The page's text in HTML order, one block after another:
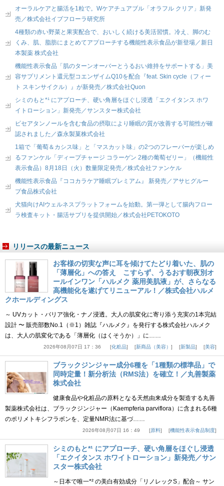
オーラルケアと腸活を1粒で。Wケアチュアブル「オラフル クリア」新発
売／株式会社イブフローラ研究所
4種類の赤い野菜と果実配合で、おいしく続ける美活習慣。冷え、脚のむ
くみ、肌、脂肪にまとめてアプローチする機能性表示食品が新登場／新日
本製薬 株式会社
機能性表示食品「肌のターンオーバーとうるおい維持をサポートする」美
容サプリメント還元型コエンザイムQ10を配合『feat. Skin cycle（フィー
ト スキンサイクル）』が新発売／株式会社Quon
シミのもと*¹ にアプローチ、硬い角層をほぐし浸透「エクイタンス ホワ
イトローション」新発売／サンスター株式会社
ピセアタンノールを含む食品の摂取により睡眠の質が改善する可能性が確
認されました／森永製菓株式会社
1箱で「葡萄＆カシス味」と「マスカット味」の2つのフレーバーが楽しめ
るファンケル「ディープチャージ コラーゲン 2種の葡萄ゼリー」（機能性
表示食品）8月18日（火）数量限定発売／株式会社ファンケル
機能性表示食品『ココカラケア睡眠プレミアム』 新発売／アサヒグルー
プ食品株式会社
犬猫向けAIウェルネスプラットフォームを始動。第一弾として腸内フロー
ラ検査キット・腸活サプリを提供開始／株式会社PETOKOTO
リリースの最新ニュース
お客様の切実な声に耳を傾けてたどり着いた、肌の
「薄層化」への答え こすらず、うるおす朝夜別オ
ールインワン「ハルメク 薬用美肌液」が、さらなる
高機能化を遂げてリニューアル！／株式会社ハルメ
クホールディングス
～ UVカット・バリア強化・ナノ浸透。大人の肌変化に寄り添う充実の1本完結
設計 〜 販売部数No.1（※1）雑誌『ハルメク』を発行する株式会社ハルメク
は、大人の肌変化である「薄層化（はくそうか）」に……
2026年08月07日 17：36 化粧品 新商品（美容） 新製品 美容
ブラックジンジャー成分6種を「1種類の標準品」で
同時定量！新分析法（RMS法）を確立！／丸善製薬
株式会社
健康食品や化粧品の原料となる天然由来成分を製造する丸善
製薬株式会社は、ブラックジンジャー（Kaempferia parviflora）に含まれる6種
のポリメトキシフラボンを、定量NMR法に基づ……
2026年08月07日 16：49 原料 機能性表示食品制度
シミのもと*¹ にアプローチ、硬い角層をほぐし浸透
「エクイタンス ホワイトローション」新発売／サン
スター株式会社
～日本で唯一*² の美白有効成分「リノレックS」配合～ サン